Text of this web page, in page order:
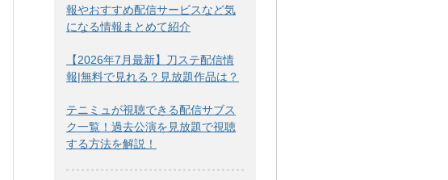
報やおすすめ配信サービスなど気
になる情報まとめて紹介
【2026年7月最新】刀ステ配信情
報|無料で見れる？見放題作品は？
テニミュが視聴できる配信サブス
ク一覧！過去公演を見放題で視聴
する方法を解説！